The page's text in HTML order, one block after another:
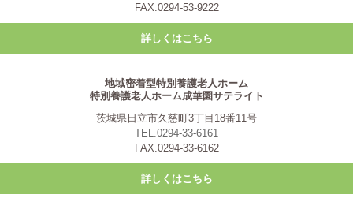
FAX.0294-53-9222
詳しくはこちら
地域密着型特別養護老人ホーム
特別養護老人ホーム成華園サテライト
茨城県日立市久慈町3丁目18番11号
TEL.0294-33-6161
FAX.0294-33-6162
詳しくはこちら